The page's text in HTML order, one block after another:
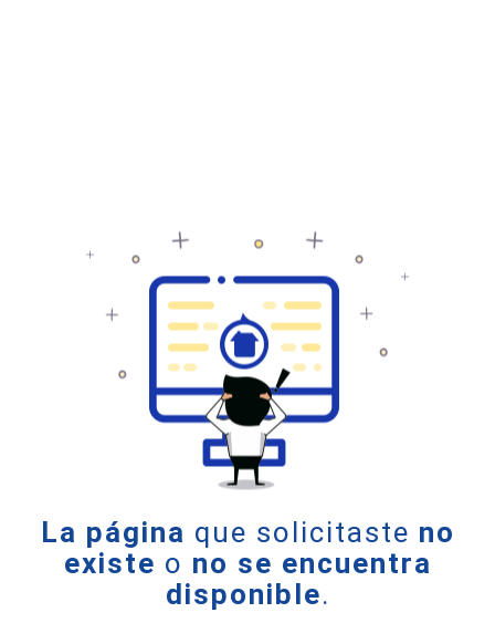
La página que solicitaste no
existe o no se encuentra
disponible.